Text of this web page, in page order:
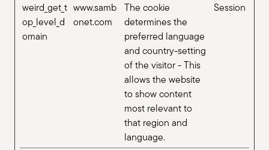
weird_get_t
op_level_d
omain
www.samb
onet.com
The cookie
determines the
preferred language
and country-setting
of the visitor - This
allows the website
to show content
most relevant to
that region and
language.
Session